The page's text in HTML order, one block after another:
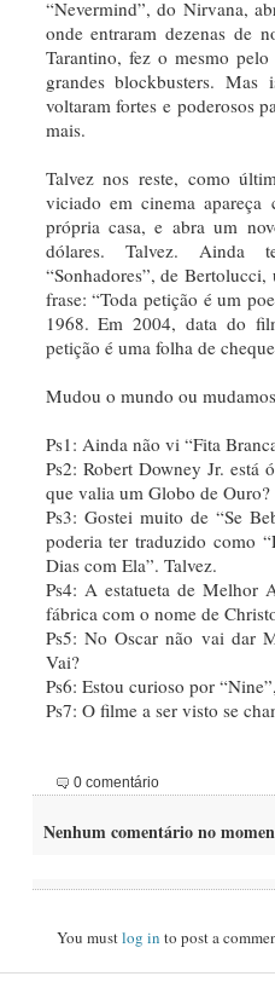
“Nevermind”, do Nirvana,
onde entraram dezenas de
Tarantino, fez o mesmo
grandes blockbusters.
voltaram fortes e poderosos
mais.
Talvez nos reste, como
viciado em cinema
própria casa, e abra um
dólares. Talvez. Ainda
“Sonhadores”, de
frase: “Toda petição é um
1968. Em 2004, data do
petição é uma folha de
Mudou o mundo ou
Ps1: Ainda não vi “Fita
Ps2: Robert Downey Jr. está
que valia um Globo de Ouro?
Ps3: Gostei muito de “Se
poderia ter traduzido como
Dias com Ela”. Talvez.
Ps4: A estatueta de Melhor
fábrica com o nome de
Ps5: No Oscar não vai dar
Vai?
Ps6: Estou curioso por
Ps7: O filme a ser visto se
0 comentário
Nenhum comentário no
You mustlog in to post a